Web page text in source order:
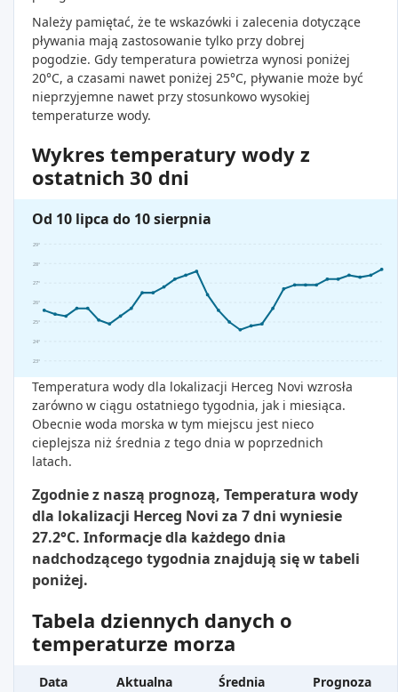
Należy pamiętać, że te wskazówki i zalecenia dotyczące
pływania mają zastosowanie tylko przy dobrej
pogodzie. Gdy temperatura powietrza wynosi poniżej
20°C, a czasami nawet poniżej 25°C, pływanie może być
nieprzyjemne nawet przy stosunkowo wysokiej
temperaturze wody.
Wykres temperatury wody z
ostatnich 30 dni
Od 10 lipca do 10 sierpnia
23°
24°
25°
26°
27°
28°
29°
Temperatura wody dla lokalizacji Herceg Novi wzrosła
zarówno w ciągu ostatniego tygodnia, jak i miesiąca.
Obecnie woda morska w tym miejscu jest nieco
cieplejsza niż średnia z tego dnia w poprzednich
latach.
Zgodnie z naszą prognozą, Temperatura wody
dla lokalizacji Herceg Novi za 7 dni wyniesie
27.2°C. Informacje dla każdego dnia
nadchodzącego tygodnia znajdują się w tabeli
poniżej.
Tabela dziennych danych o
temperaturze morza
Data Aktualna Średnia
Prognoza